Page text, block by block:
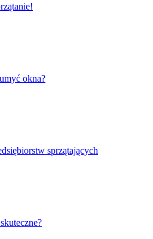
okna?
sprzątających